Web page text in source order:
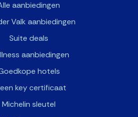
aanbiedingen
Valk aanbiedingen
Suite deals
aanbiedingen
hotels
key certificaat
Michelin sleutel